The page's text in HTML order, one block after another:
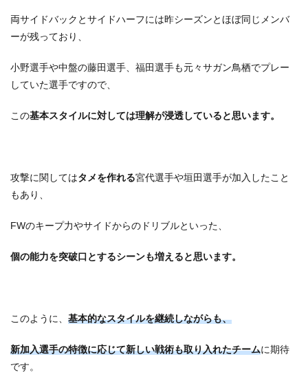
両サイドバックとサイドハーフには昨シーズンとほぼ同じメンバ
ーが残っており、
小野選手や中盤の藤田選手、福田選手も元々サガン鳥栖でプレー
していた選手ですので、
この基本スタイルに対しては理解が浸透していると思います。
攻撃に関してはタメを作れる宮代選手や垣田選手が加入したこと
もあり、
FWのキープ力やサイドからのドリブルといった、
個の能力を突破口とするシーンも増えると思います。
このように、 基本的なスタイルを継続しながらも、
新加入選手の特徴に応じて新しい戦術も取り入れたチームに期待
です。